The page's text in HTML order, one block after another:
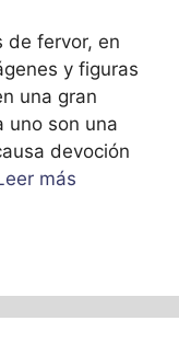
de fervor, en
y figuras
una gran
uno son una
devoción
más